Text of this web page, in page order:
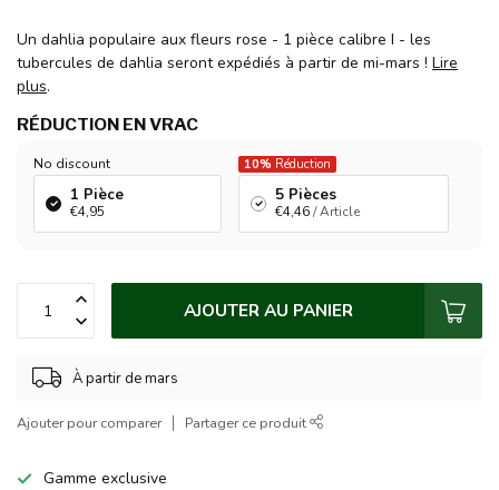
Un dahlia populaire aux fleurs rose - 1 pièce calibre I - les
tubercules de dahlia seront expédiés à partir de mi-mars ! Lire
plus.
RÉDUCTION EN VRAC
No discount
1 Pièce
€4,95
10% Réduction
5 Pièces
€4,46/ Article
AJOUTER AU PANIER
À partir de mars
Ajouter pour comparer Partager ce produit
Gamme exclusive